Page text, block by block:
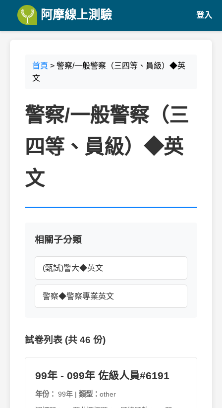
阿摩線上測驗 登入
首頁 > 警察/一般警察（三四等、員級）◆英
文
警察/一般警察（三
四等、員級）◆英
文
相關子分類
(甄試)警大◆英文
警察◆警察專業英文
試卷列表 (共 46 份)
99年 - 099年 佐級人員#6191
年份： 99年 | 類型： other